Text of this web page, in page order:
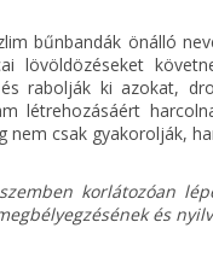
bűnbandák önálló
lövöldözéseket
rabolják ki azokat,
létrehozásáért
nem csak gyakorolják,
korlátozóan
és